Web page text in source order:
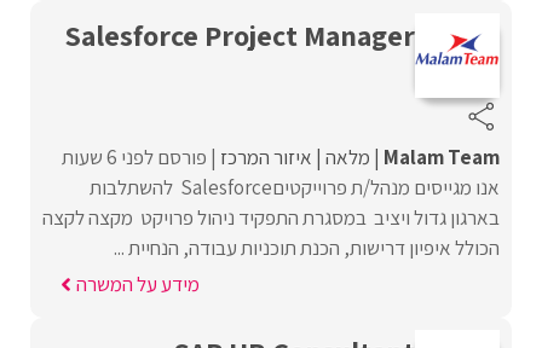
Salesforce Project Manager
Malam Team מלאה איזור המרכז פורסם לפני 6 שעות
אנו מגייסים מנהל/ת פרוייקטיםSalesforce להשתלבות
בארגון גדול ויציב במסגרת התפקיד ניהול פרויקט מקצה לקצה
הכולל איפיון דרישות, הכנת תוכניות עבודה, הנחיית ...
מידע על המשרה